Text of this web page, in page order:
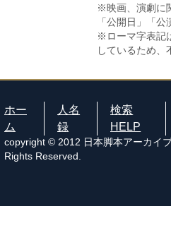
※映画、演劇に
「公開日」「公
※ローマ字表記
しているため、
ホー
ム
人名
録
検索
HELP
copyright © 2012 日本脚本アーカイ
Rights Reserved.